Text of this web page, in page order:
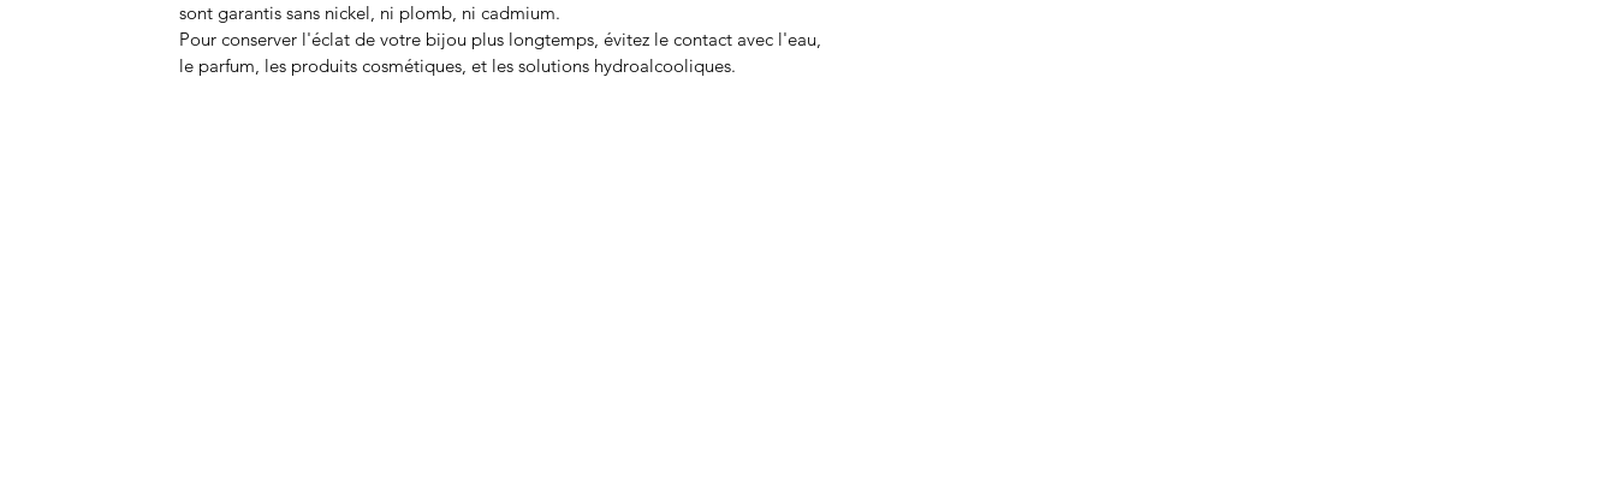
sont garantis sans nickel, ni plomb, ni cadmium.
Pour conserver l'éclat de votre bijou plus longtemps, évitez le contact avec l'eau,
le parfum, les produits cosmétiques, et les solutions hydroalcooliques.